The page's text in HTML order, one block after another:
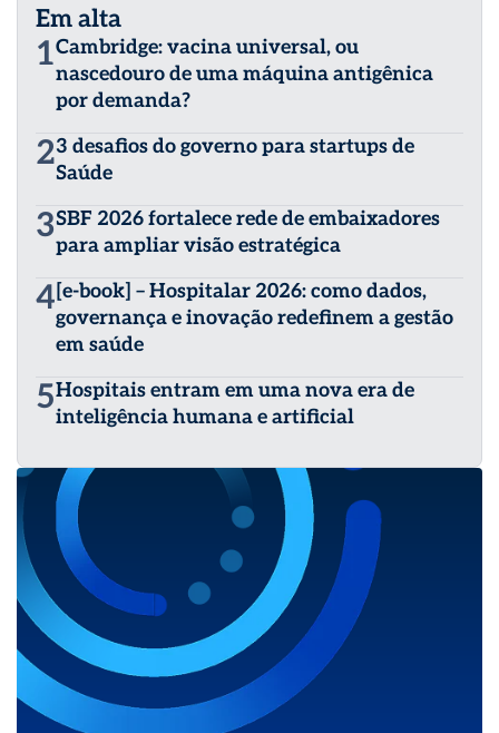
Em alta
1Cambridge: vacina universal, ou
nascedouro de uma máquina antigênica
por demanda?
23 desafios do governo para startups de
Saúde
3SBF 2026 fortalece rede de embaixadores
para ampliar visão estratégica
4[e-book] – Hospitalar 2026: como dados,
governança e inovação redefinem a gestão
em saúde
5Hospitais entram em uma nova era de
inteligência humana e artificial